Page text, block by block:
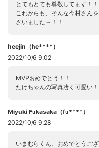
とてもとても尊敬してます！！
これからも、そんな今村さん
ざいました～！！
heejin（he****）
2022/10/6 9:02
MVPおめでとう！！
たけちゃんの写真凄く可愛い！
Miyuki Fukasaka（fu****）
2022/10/6 9:28
いまむらくん、おめでとうご